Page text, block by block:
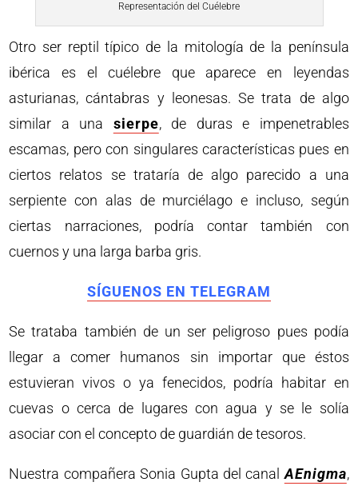
Representación del Cuélebre
Otro ser reptil típico de la mitología de la península
ibérica es el cuélebre que aparece en leyendas
asturianas, cántabras y leonesas. Se trata de algo
similar a una sierpe, de duras e impenetrables
escamas, pero con singulares características pues en
ciertos relatos se trataría de algo parecido a una
serpiente con alas de murciélago e incluso, según
ciertas narraciones, podría contar también con
cuernos y una larga barba gris.
SÍGUENOS EN TELEGRAM
Se trataba también de un ser peligroso pues podía
llegar a comer humanos sin importar que éstos
estuvieran vivos o ya fenecidos, podría habitar en
cuevas o cerca de lugares con agua y se le solía
asociar con el concepto de guardián de tesoros.
Nuestra compañera Sonia Gupta del canalAEnigma,